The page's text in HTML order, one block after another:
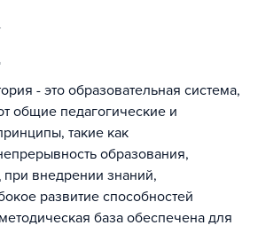
- это образовательная система,
общие педагогические и
такие как
образования,
внедрении знаний,
развитие способностей
база обеспечена для